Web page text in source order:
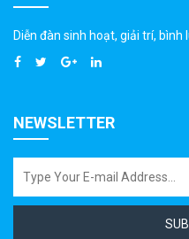
Diễn đàn sinh hoạt, giải trí, bình
NEWSLETTER